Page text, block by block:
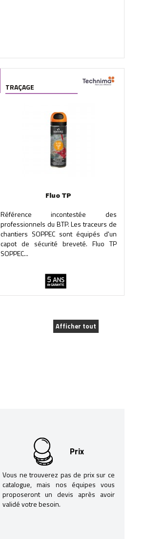
TRAÇAGE
Fluo TP
Référence incontestée des
professionnels du BTP. Les traceurs de
chantiers SOPPEC sont équipés d'un
capot de sécurité breveté. Fluo TP
SOPPEC...
Afficher tout
Prix
Vous ne trouverez pas de prix sur ce
catalogue, mais nos équipes vous
proposeront un devis après avoir
validé votre besoin.